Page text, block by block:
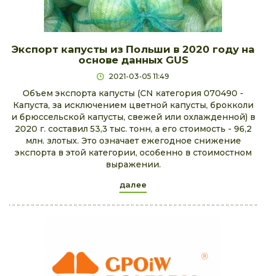
Экспорт капусты из Польши в 2020 году на
основе данных GUS
2021-03-05 11:49
Объем экспорта капусты (CN категория 070490 -
Капуста, за исключением цветной капусты, брокколи
и брюссельской капусты, свежей или охлажденной) в
2020 г. составил 53,3 тыс. тонн, а его стоимость - 96,2
млн. злотых. Это означает ежегодное снижение
экспорта в этой категории, особенно в стоимостном
выражении.
далее